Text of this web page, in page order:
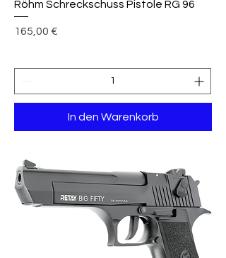
Röhm Schreckschuss Pistole RG 96
Preis
165,00 €
In den Warenkorb